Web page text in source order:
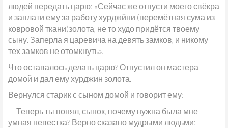
людей передать царю: «Сейчас же отпусти моего свёкра
и заплати ему за работу хурджйни (перемётная сума из
ковровой ткани)золота, не то худо придётся твоему
сыну. Заперла я царевича на девять замков, и никому
тех замков не отомкнуть».
Что оставалось делать царю? Отпустил он мастера
домой и дал ему хурджин золота.
Вернулся старик с сыном домой и говорит ему:
— Теперь ты понял, сынок, почему нужна была мне
умная невестка? Верно сказано мудрыми людьми: